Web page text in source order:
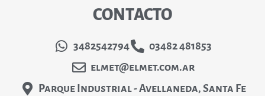
CONTACTO
3482542794
03482 481853
elmet@elmet.com.ar
Parque Industrial - Avellaneda, Santa Fe